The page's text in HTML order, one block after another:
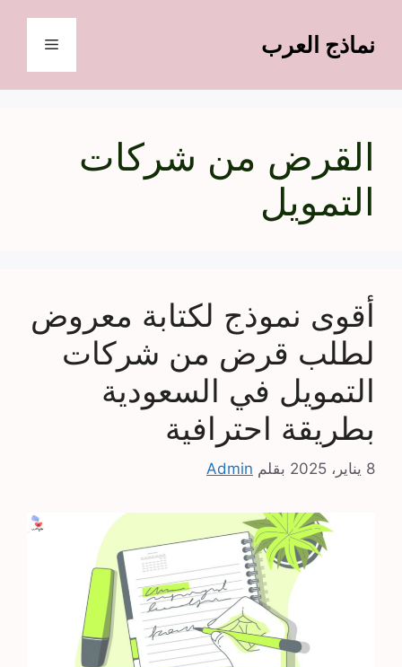
المحتوىنماذج العرب القائمة
القرض من شركات
التمويل
أقوى نموذج لكتابة معروض
لطلب قرض من شركات
التمويل في السعودية
بطريقة احترافية
8 يناير، 2025 بقلم Admin